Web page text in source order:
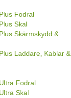
Fodral
Skal
Skärmskydd &
Laddare, Kablar &
Fodral
Skal